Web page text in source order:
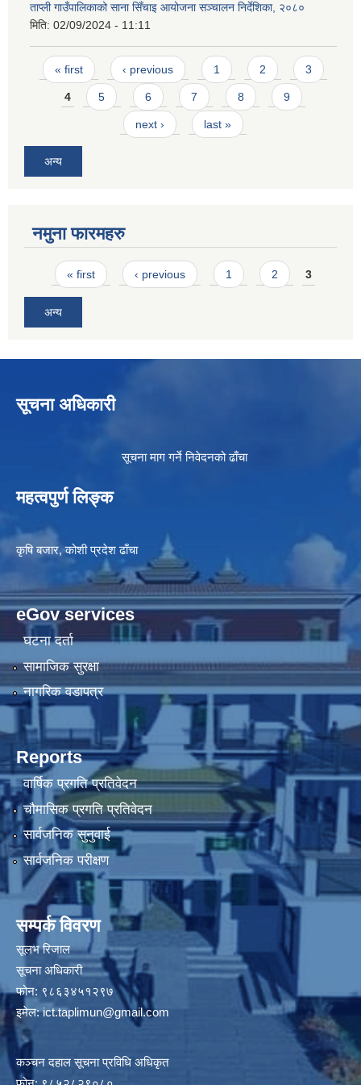
ताप्ली गाउँपालिकाको साना सिँचाइ आयोजना सञ्चालन निर्देशिका, २०८०
मिति: 02/09/2024 - 11:11
Pages
« first ‹ previous 1 2 3
4 5 6 7 8 9
next › last »
अन्य
नमुना फारमहरु
Pages
« first ‹ previous 1 2 3
अन्य
सूचना अधिकारी
सूचना माग गर्ने निवेदनको ढाँचा
महत्वपुर्ण लिङ्क
कृषि बजार, कोशी प्रदेश ढाँचा
eGov services
घटना दर्ता
सामाजिक सुरक्षा
नागरिक वडापत्र
Reports
वार्षिक प्रगति प्रतिवेदन
चौमासिक प्रगति प्रतिवेदन
सार्वजनिक सुनुवाई
सार्वजनिक परीक्षण
सम्पर्क विवरण
सूलभ रिजाल
सूचना अधिकारी
फोन: ९८६३४५१२९७
इमेल:ict.taplimun@gmail.com
कञ्‍चन दहाल सूचना प्रविधि अधिकृत